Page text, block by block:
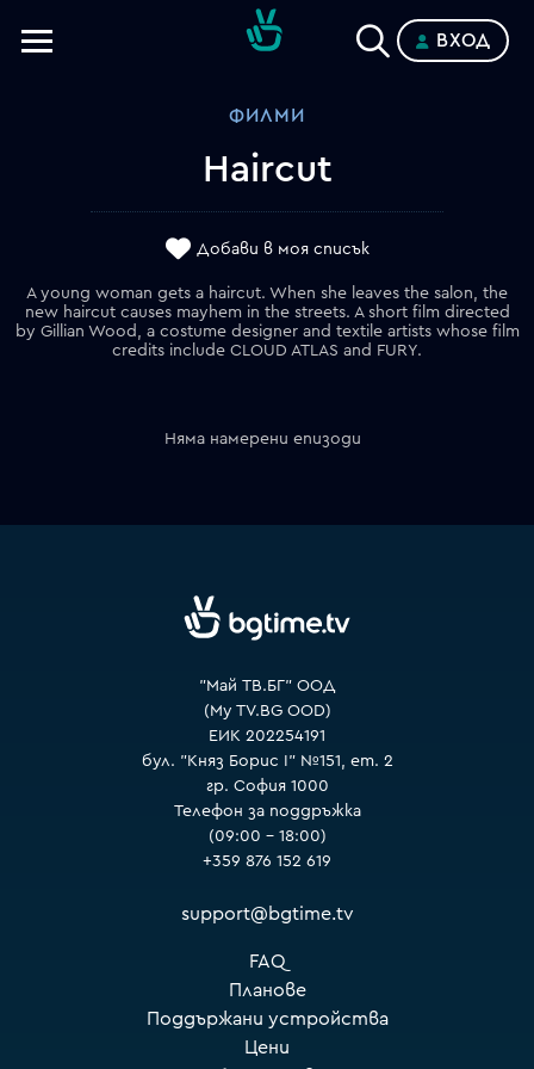
ВХОД
ФИЛМИ
Haircut
Добави в моя списък
A young woman gets a haircut. When she leaves the salon, the
new haircut causes mayhem in the streets. A short film directed
by Gillian Wood, a costume designer and textile artists whose film
credits include CLOUD ATLAS and FURY.
Няма намерени епизоди
"Май ТВ.БГ" ООД
(My TV.BG OOD)
ЕИК 202254191
бул. "Княз Борис I" №151, ет. 2
гр. София 1000
Телефон за поддръжка
(09:00 – 18:00)
+359 876 152 619
support@bgtime.tv
FAQ
Планове
Поддържани устройства
Цени